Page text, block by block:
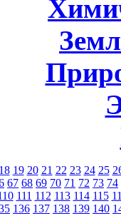
18 19 20 21 22 23 24 25
67 68 69 70 71 72 73 74
111 112 113 114 115
136 137 138 139 140